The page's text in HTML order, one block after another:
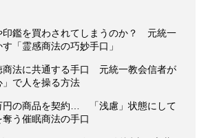
印鑑を買わされてしまうのか？ 元統一
「霊感商法の巧妙手口」
商法に共通する手口 元統一教会信者が
で人を操る方法
円の商品を契約… 「浅慮」状態にして
う催眠商法の手口